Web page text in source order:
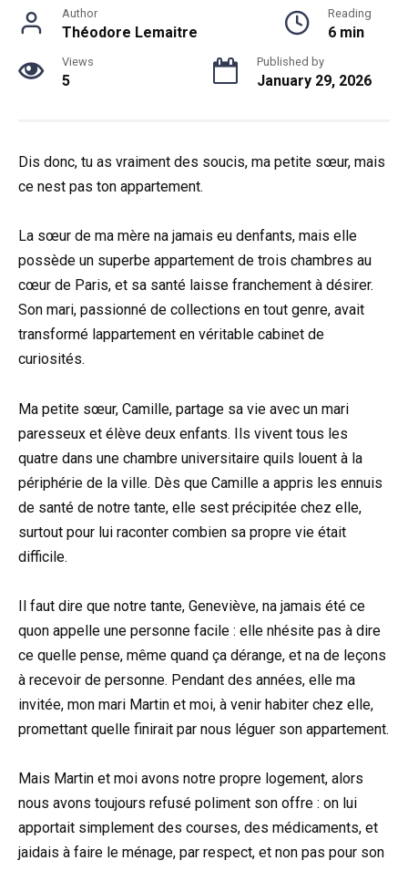
Author
Théodore Lemaitre
Reading
6 min
Views
5
Published by
January 29, 2026
Dis donc, tu as vraiment des soucis, ma petite sœur, mais
ce nest pas ton appartement.
La sœur de ma mère na jamais eu denfants, mais elle
possède un superbe appartement de trois chambres au
cœur de Paris, et sa santé laisse franchement à désirer.
Son mari, passionné de collections en tout genre, avait
transformé lappartement en véritable cabinet de
curiosités.
Ma petite sœur, Camille, partage sa vie avec un mari
paresseux et élève deux enfants. Ils vivent tous les
quatre dans une chambre universitaire quils louent à la
périphérie de la ville. Dès que Camille a appris les ennuis
de santé de notre tante, elle sest précipitée chez elle,
surtout pour lui raconter combien sa propre vie était
difficile.
Il faut dire que notre tante, Geneviève, na jamais été ce
quon appelle une personne facile : elle nhésite pas à dire
ce quelle pense, même quand ça dérange, et na de leçons
à recevoir de personne. Pendant des années, elle ma
invitée, mon mari Martin et moi, à venir habiter chez elle,
promettant quelle finirait par nous léguer son appartement.
Mais Martin et moi avons notre propre logement, alors
nous avons toujours refusé poliment son offre : on lui
apportait simplement des courses, des médicaments, et
jaidais à faire le ménage, par respect, et non pas pour son